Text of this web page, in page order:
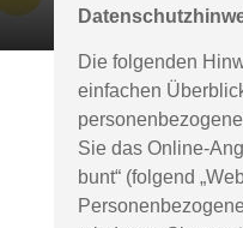
Die folgenden
einfachen
Sie das Online-
bunt“ (folgend